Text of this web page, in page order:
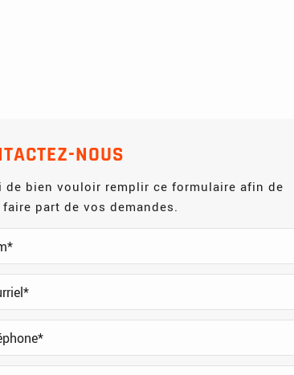
NOUS
de bien vouloir remplir ce formulaire afin de
part de vos demandes.